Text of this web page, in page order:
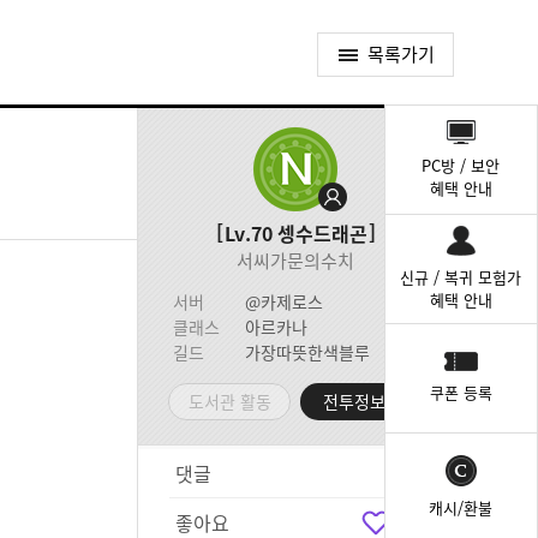
목록가기
Lv.70셍수드래곤
서씨가문의수치
서버
@카제로스
클래스
아르카나
길드
가장따뜻한색블루
도서관 활동 전투정보실
댓글
좋아요
PC방 / 보안
혜택 안내
신규 / 복귀 모험가
혜택 안내
쿠폰 등록
캐시/환불